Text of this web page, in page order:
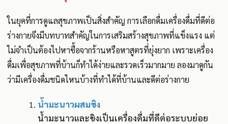
ในยุคที่การดูแลสุขภาพเป็นสิ่งสำคัญ การเลือกดื่มเครื่องดื่มที่ดีต่อ
ร่างกายจึงมีบทบาทสำคัญในการเสริมสร้างสุขภาพที่แข็งแรง แต่
ไม่จำเป็นต้องไปหาซื้อจากร้านหรือหาสูตรที่ยุ่งยาก เพราะเครื่อง
ดื่มเพื่อสุขภาพที่บ้านก็ทำได้ง่ายและรวดเร็วมากมาย ลองมาดูกัน
ว่ามีเครื่องดื่มชนิดไหนบ้างที่ทำได้ที่บ้านและดีต่อร่างกาย
น้ำมะนาวผสมขิง
น้ำมะนาวและขิงเป็นเครื่องดื่มที่ดีต่อระบบย่อย